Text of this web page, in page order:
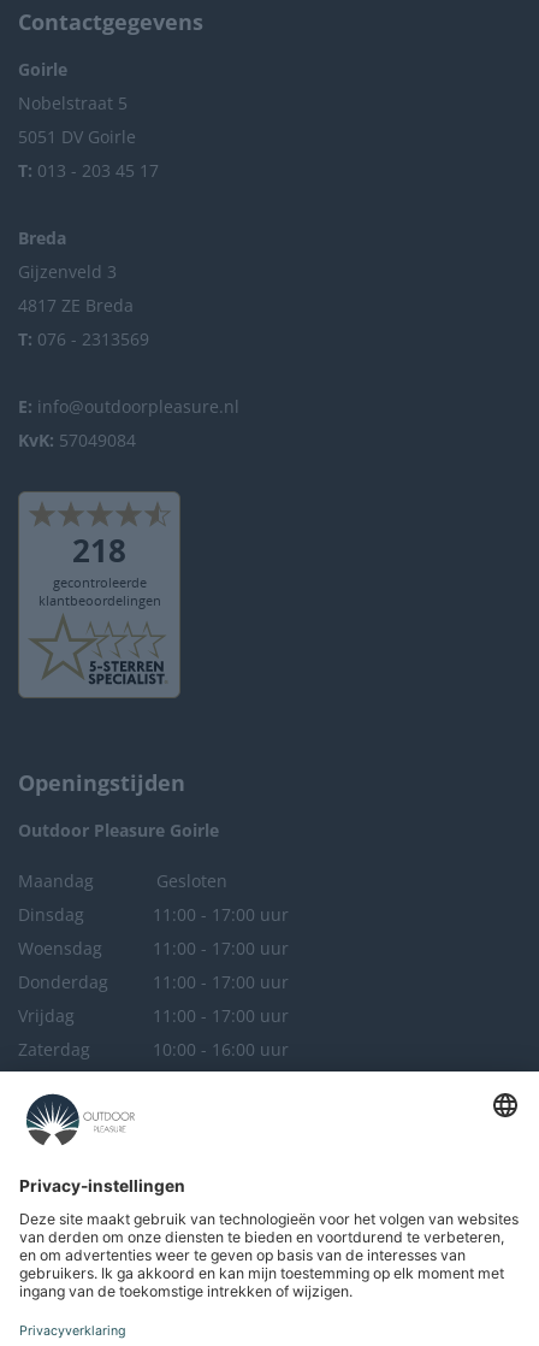
Openingstijden
Outdoor Pleasure Goirle
Maandag
Gesloten
Dinsdag
11:00 - 17:00 uur
Woensdag
11:00 - 17:00 uur
Donderdag
11:00 - 17:00 uur
Vrijdag
11:00 - 17:00 uur
Zaterdag
10:00 - 16:00 uur
Outdoor Pleasure
Maandag
Gesloten
Dinsdag
Gesloten
Woensdag
11:00 - 17:00 uur
Donderdag
11:00 - 17:00 uur
Contactgegevens
Goirle
Nobelstraat 5
5051 DV Goirle
T: 013 - 203 45 17
Breda
Gijzenveld 3
4817 ZE Breda
T: 076 - 2313569
E: info@outdoorpleasure.nl
KvK: 57049084